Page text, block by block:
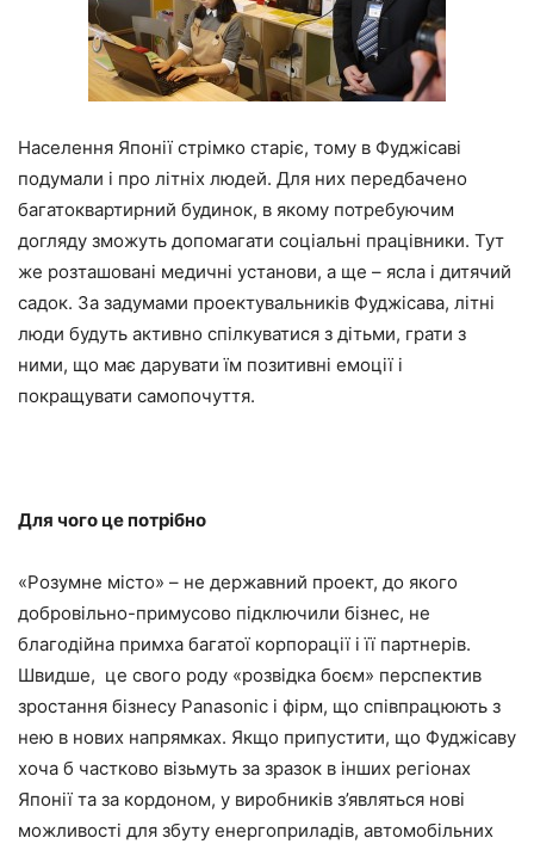
Населення Японії стрімко старіє, тому в Фуджісаві
подумали і про літніх людей. Для них передбачено
багатоквартирний будинок, в якому потребуючим
догляду зможуть допомагати соціальні працівники. Тут
же розташовані медичні установи, а ще – ясла і дитячий
садок. За задумами проектувальників Фуджісава, літні
люди будуть активно спілкуватися з дітьми, грати з
ними, що має дарувати їм позитивні емоції і
покращувати самопочуття.
Для чого це потрібно
«Розумне місто» – не державний проект, до якого
добровільно-примусово підключили бізнес, не
благодійна примха багатої корпорації і її партнерів.
Швидше, це свого роду «розвідка боєм» перспектив
зростання бізнесу Panasonic і фірм, що співпрацюють з
нею в нових напрямках. Якщо припустити, що Фуджісаву
хоча б частково візьмуть за зразок в інших регіонах
Японії та за кордоном, у виробників з’являться нові
можливості для збуту енергоприладів, автомобільних